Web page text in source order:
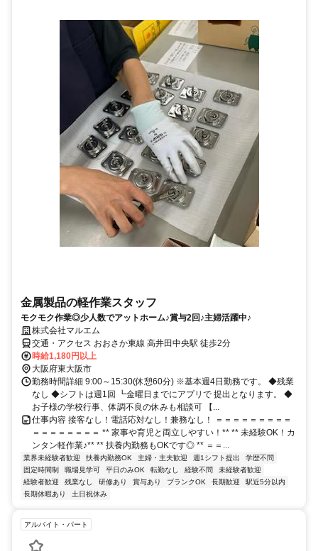
金属製品の軽作業スタッフ
モクモク作業◎少人数でアットホーム♪賞与2回♪主婦活躍中♪
株式会社マルエム
交通・アクセス おおさか東線 高井田中央駅 徒歩2分
時給1,180円以上
大阪府東大阪市
勤務時間詳細 9:00～15:30(休憩60分) ※基本週4日勤務です。 ◆残業
なし ◆シフトは週1回 ┗金曜日までにアプリで 提出となります。 ◆
お子様の学校行事、体調不良の休みも相談可 【...
仕事内容 接客なし！電話応対なし！兼務なし！ ＝＝＝＝＝＝＝＝＝
＝＝＝＝＝＝＝＝ ** 家事や育児と両立しやすい！** ** 未経験OK！カ
ンタン軽作業♪** ** 扶養内勤務もOKです◎ ** ＝＝...
業界未経験者歓迎 扶養内勤務OK 主婦・主夫歓迎 週1シフト提出
学歴不問
固定時間制
職場見学可 平日のみOK 転勤なし 経験不問
未経験者歓迎
経験者歓迎
残業なし 研修あり 賞与あり ブランクOK 長期歓迎
駅近5分以内
長期休暇あり
土日祝休み
アルバイト・パート